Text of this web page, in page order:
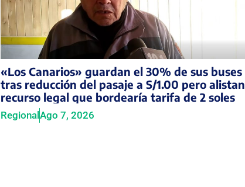
«Los Canarios» guardan el 30% de sus buses
tras reducción del pasaje a S/1.00 pero alistan
recurso legal que bordearía tarifa de 2 soles
Regional Ago 7, 2026